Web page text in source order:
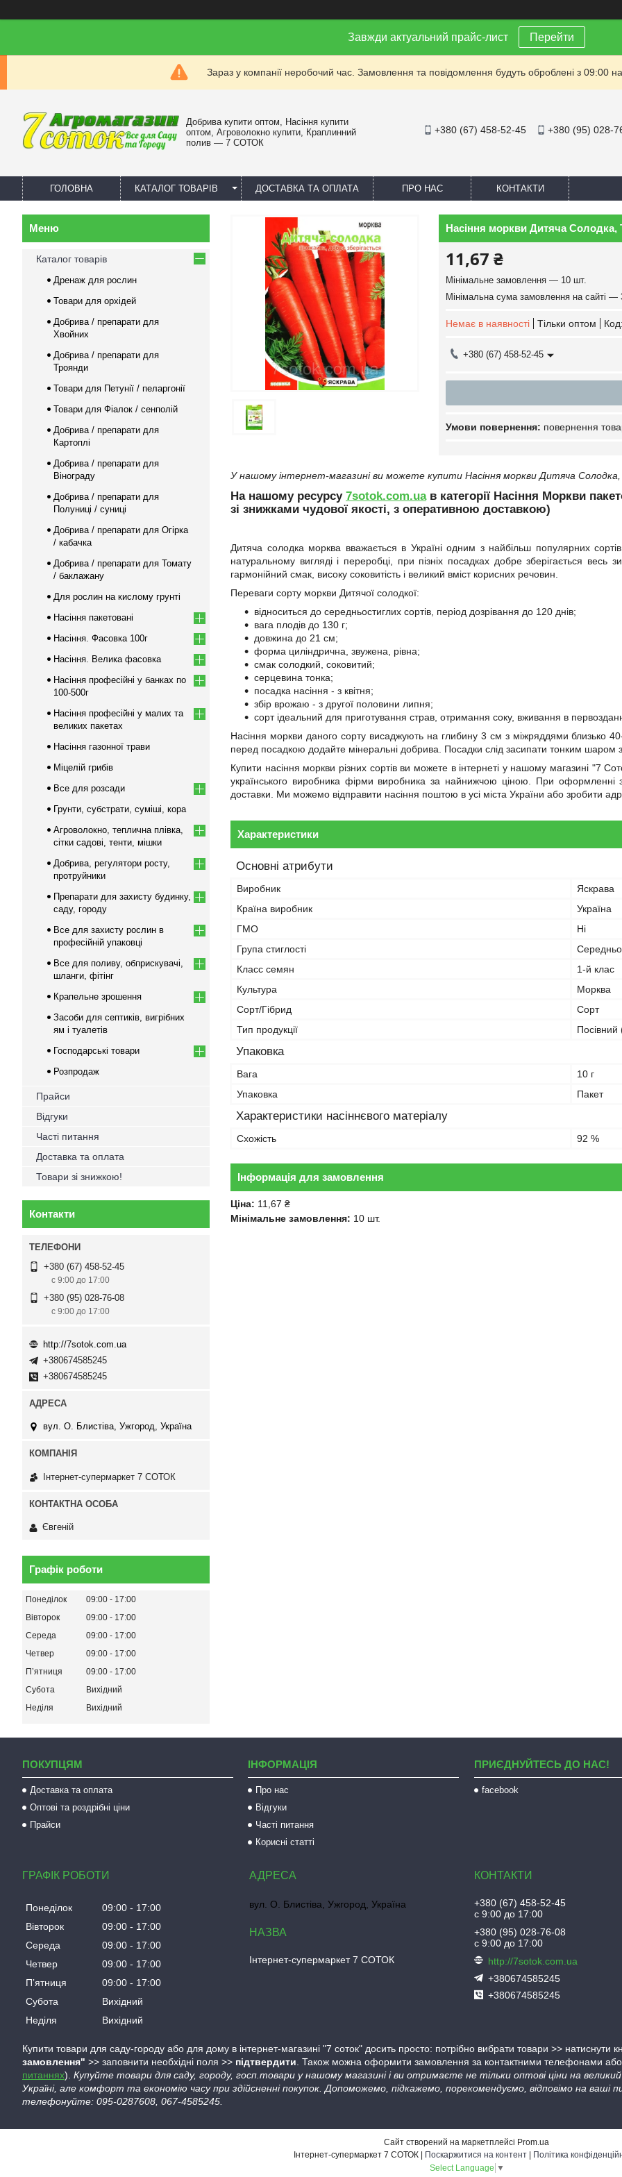
Завжди актуальний прайс-лист Перейти
Зараз у компанії неробочий час. Замовлення та повідомлення будуть оброблені з 09:00
Добрива купити оптом, Насіння купити
оптом, Агроволокно купити, Краплинний
полив — 7 СОТОК
+380 (67) 458-52-45 +380 (95) 028-
ГОЛОВНА КАТАЛОГ ТОВАРІВ ДОСТАВКА ТА ОПЛАТА ПРО НАС КОНТАКТИ
Насіння моркви Дитяча Солодка,
11,67 ₴
Мінімальне замовлення — 10 шт.
Мінімальна сума замовлення на сайті —
Немає в наявності Тільки оптом Код:
+380 (67) 458-52-45
повернення
У нашому інтернет-магазині ви можете купити Насіння моркви Дитяча
На нашому ресурсу 7sotok.com.uaв категорії Насіння Моркви
зі знижками чудової якості, з оперативною доставкою)
Дитяча солодка морква вважається в Україні одним з найбільш популярних
натуральному вигляді і переробці, при пізніх посадках добре зберігається весь
гармонійний смак, високу соковитість і великий вміст корисних речовин.
Переваги сорту моркви Дитячої солодкої:
відноситься до середньостиглих сортів, період дозрівання до 120 днів;
вага плодів до 130 г;
довжина до 21 см;
форма циліндрична, звужена, рівна;
смак солодкий, соковитий;
серцевина тонка;
посадка насіння - з квітня;
збір врожаю - з другої половини липня;
сорт ідеальний для приготування страв, отримання соку, вживання в
Насіння моркви даного сорту висаджують на глибину 3 см з міжряддями близько
перед посадкою додайте мінеральні добрива. Посадки слід засипати тонким шаром
Купити насіння моркви різних сортів ви можете в інтернеті у нашому магазині "7
українського виробника фірми виробника за найнижчою ціною. При оформленні
доставки. Ми можемо відправити насіння поштою в усі міста України або зробити
Характеристики
Основні атрибути
Виробник
Яскрава
Країна виробник
Україна
ГМО
Ні
Група стиглості
Класс семян
1-й клас
Культура
Морква
Сорт/Гібрид
Сорт
Тип продукції
Посівний
Упаковка
Вага
10 г
Упаковка
Пакет
Характеристики насіннєвого матеріалу
Схожість 92 %
Інформація для замовлення
Ціна: 11,67 ₴
Мінімальне замовлення: 10 шт.
Каталог товарів
Дренаж для рослин
Товари для орхідей
Добрива / препарати для
Хвойних
Добрива / препарати для
Троянди
Товари для Петунії / пеларгонії
Товари для Фіалок / сенполій
Добрива / препарати для
Картоплі
Добрива / препарати для
Вінограду
Добрива / препарати для
Полуниці / суниці
Добрива / препарати для Огірка
/ кабачка
Добрива / препарати для Томату
/ баклажану
Для рослин на кислому грунті
Насіння пакетовані
Насіння. Фасовка 100г
Насіння. Велика фасовка
Насіння професійні у банках по
100-500г
Насіння професійні у малих та
великих пакетах
Насіння газонної трави
Міцелій грибів
Все для розсади
Грунти, субстрати, суміші, кора
Агроволокно, теплична плівка,
сітки садові, тенти, мішки
Добрива, регулятори росту,
протруйники
Препарати для захисту будинку,
саду, городу
Все для захисту рослин в
професійній упаковці
Все для поливу, обприскувачі,
шланги, фітінг
Крапельне зрошення
Засоби для септиків, вигрібних
ям і туалетів
Господарські товари
Розпродаж
Прайси
Відгуки
Часті питання
Доставка та оплата
Товари зі знижкою!
Контакти
+380 (67) 458-52-45
с 9:00 до 17:00
+380 (95) 028-76-08
с 9:00 до 17:00
http://7sotok.com.ua
+380674585245
+380674585245
вул. О. Блистіва, Ужгород, Україна
Інтернет-супермаркет 7 СОТОК
Євгеній
Графік роботи
Понеділок 09:00
17:00
Вівторок
09:00
17:00
Середа
09:00
17:00
Четвер
09:00
17:00
Пʼятниця
09:00
17:00
Субота
Вихідний
Неділя
Вихідний
ПОКУПЦЯМ
Доставка та оплата
Оптові та роздрібні ціни
Прайси
ІНФОРМАЦІЯ
Про нас
Відгуки
Часті питання
Корисні статті
ПРИЄДНУЙТЕСЬ ДО НАС!
facebook
ГРАФІК РОБОТИ
Понеділок 09:00
17:00
Вівторок
09:00
17:00
Середа
09:00
17:00
Четвер
09:00
17:00
Пʼятниця
09:00
17:00
Субота
Вихідний
Неділя
Вихідний
вул. О. Блистіва, Ужгород, Україна
Інтернет-супермаркет 7 СОТОК
+380 (67) 458-52-45
с 9:00 до 17:00
+380 (95) 028-76-08
с 9:00 до 17:00
http://7sotok.com.ua
+380674585245
+380674585245
Купити товари для саду-городу або для дому в інтернет-магазині "7 соток" досить просто: потрібно вибрати товари >> натиснути
замовлення" >> заповнити необхідні поля >> підтвердити. Також можна оформити замовлення за контактними телефонами або
питаннях). Купуйте товари для саду, городу, госп.товари у нашому магазині і ви отримаєте не тільки оптові ціни на
Україні, але комфорт та економію часу при здійсненні покупок. Допоможемо, підкажемо, порекомендуємо, відповімо на ваші
телефонуйте: 095-0287608, 067-4585245.
Сайт створений на маркетплейсі Prom.ua
Поскаржитися на контент
Політика
Select Language ▼